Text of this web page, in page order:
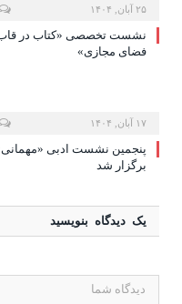
۲۵ آبان, ۱۴۰۴
نشست تخصصی «کتاب در
فضای مجازی»
۱۷ آبان, ۱۴۰۴
پنجمین نشست ادبی
برگزار شد
یک دیدگاه بنویسید